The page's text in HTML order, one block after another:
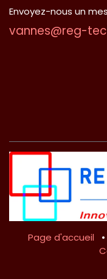
Envoyez-nous un
vannes@reg-
Page d'accueil •